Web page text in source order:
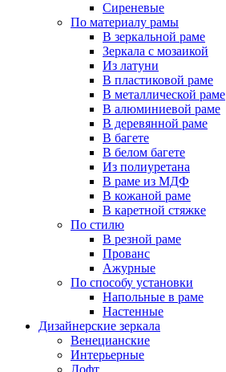
Сиреневые
По материалу рамы
В зеркальной раме
Зеркала с мозаикой
Из латуни
В пластиковой раме
В металлической раме
В алюминиевой раме
В деревянной раме
В багете
В белом багете
Из полиуретана
В раме из МДФ
В кожаной раме
В каретной стяжке
По стилю
В резной раме
Прованс
Ажурные
По способу установки
Напольные в раме
Настенные
Дизайнерские зеркала
Венецианские
Интерьерные
Лофт